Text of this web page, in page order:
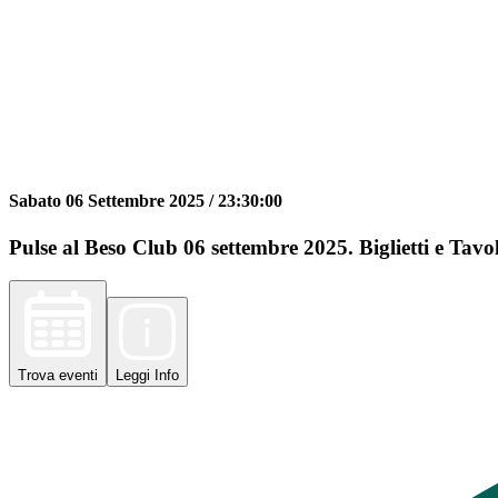
Sabato 06 Settembre 2025 /23:30:00
Pulse al Beso Club 06 settembre 2025. Biglietti e
Trova eventi Leggi Info